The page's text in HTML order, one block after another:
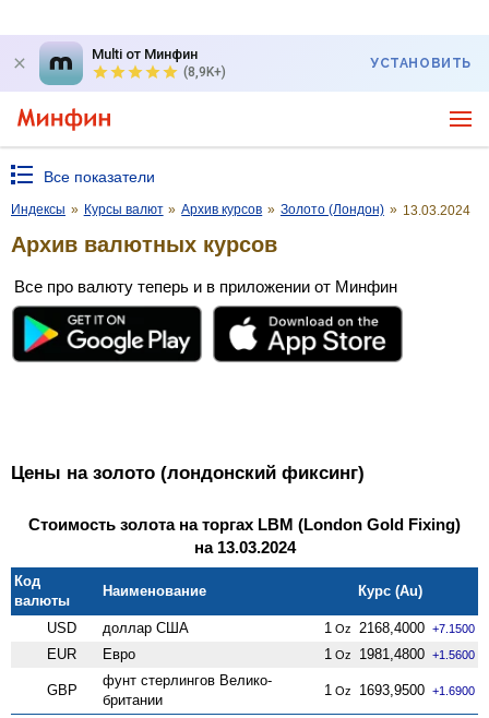
Multi от Минфин
(8,9K+)
УСТАНОВИТЬ
Все показатели
Индексы » Курсы валют » Архив курсов » Золото (Лондон) » 13.03.2024
Архив валютных курсов
Все про валюту теперь и в приложении от Минфин
Цены на золото (лондонский фиксинг)
Стоимость золота на торгах LBM (London Gold Fixing)
на 13.03.2024
Код
валюты
Наименование Курс (Au)
USD доллар США 1 Oz 2168,4000 +7.1500
EUR Евро 1 Oz 1981,4800 +1.5600
GBP
фунт стерлингов Велико­
британии
1 Oz 1693,9500 +1.6900